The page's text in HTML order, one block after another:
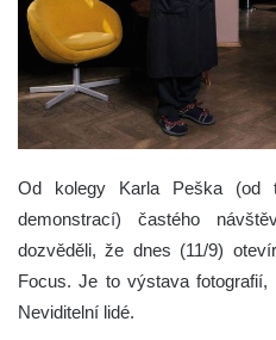
Od kolegy Karla Peška (od
demonstrací) častého
dozvěděli, že dnes (11/9)
Focus. Je to výstava
Neviditelní lidé.